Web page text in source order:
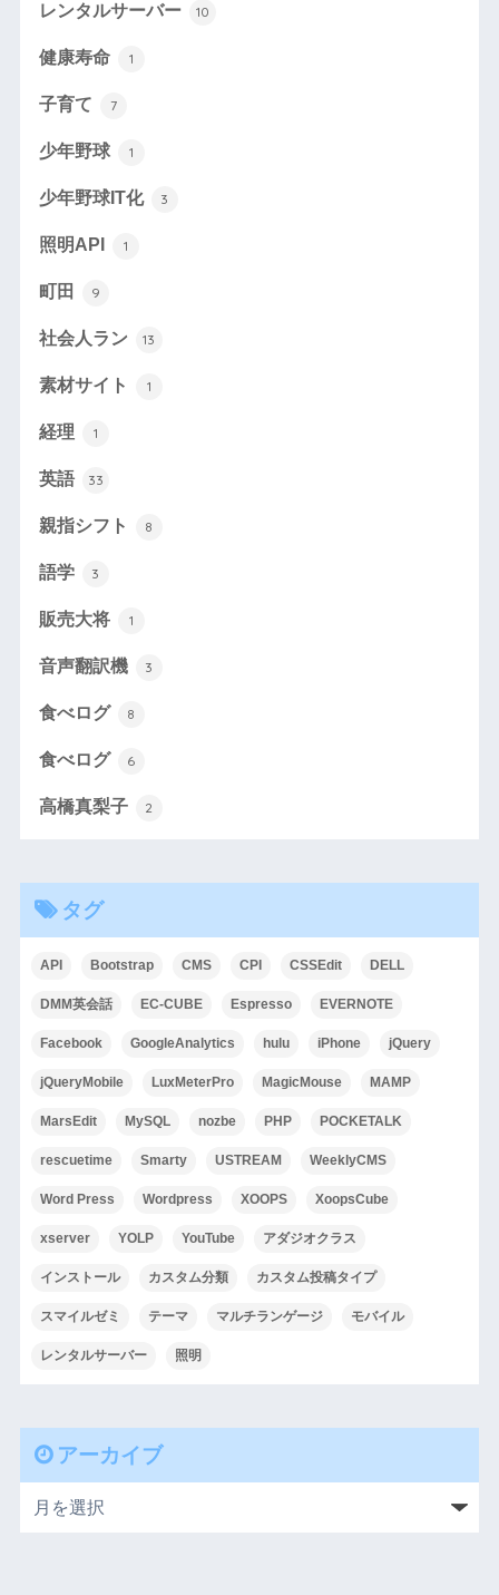
レンタルサーバー 10
健康寿命 1
子育て 7
少年野球 1
少年野球IT化 3
照明API 1
町田 9
社会人ラン 13
素材サイト 1
経理 1
英語 33
親指シフト 8
語学 3
販売大将 1
音声翻訳機 3
食べログ 8
食べログ 6
高橋真梨子 2
タグ
API Bootstrap CMS CPI CSSEdit DELL
DMM英会話 EC-CUBE Espresso EVERNOTE
Facebook GoogleAnalytics hulu iPhone jQuery
jQueryMobile LuxMeterPro MagicMouse MAMP
MarsEdit MySQL nozbe PHP POCKETALK
rescuetime Smarty USTREAM WeeklyCMS
Word Press Wordpress XOOPS XoopsCube
xserver YOLP YouTube アダジオクラス
インストール カスタム分類 カスタム投稿タイプ
スマイルゼミ テーマ マルチランゲージ モバイル
レンタルサーバー 照明
アーカイブ